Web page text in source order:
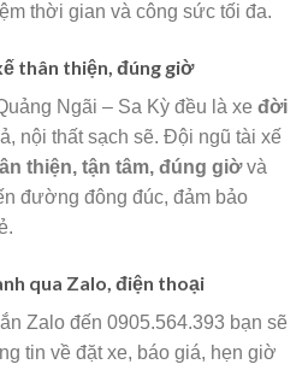
thời gian và công sức tối đa.
thân thiện, đúng giờ
Ngãi – Sa Kỳ đều là xe đời
nội thất sạch sẽ. Đội ngũ tài xế
thiện, tận tâm, đúng giờvà
đường đông đúc, đảm bảo
qua Zalo, điện thoại
Zalo đến 0905.564.393 bạn sẽ
tin về đặt xe, báo giá, hẹn giờ